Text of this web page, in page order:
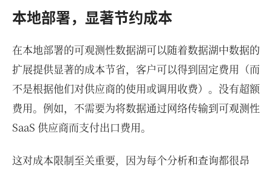
本地部署，显著节约成本
在本地部署的可观测性数据湖可以随着数据湖中数据的
扩展提供显著的成本节省，客户可以得到固定费用（而
不是根据他们对供应商的使用或调用收费）。没有超额
费用。例如，不需要为将数据通过网络传输到可观测性
SaaS 供应商而支付出口费用。
这对成本限制至关重要，因为每个分析和查询都很昂